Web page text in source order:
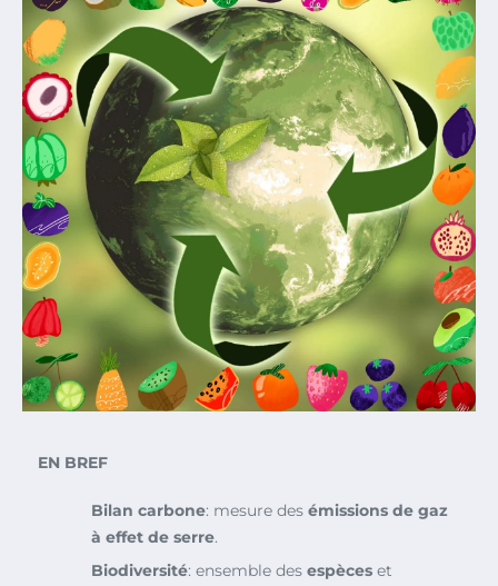
EN BREF
Bilan carbone: mesure des émissions de gaz
à effet de serre.
Biodiversité: ensemble des espèces et